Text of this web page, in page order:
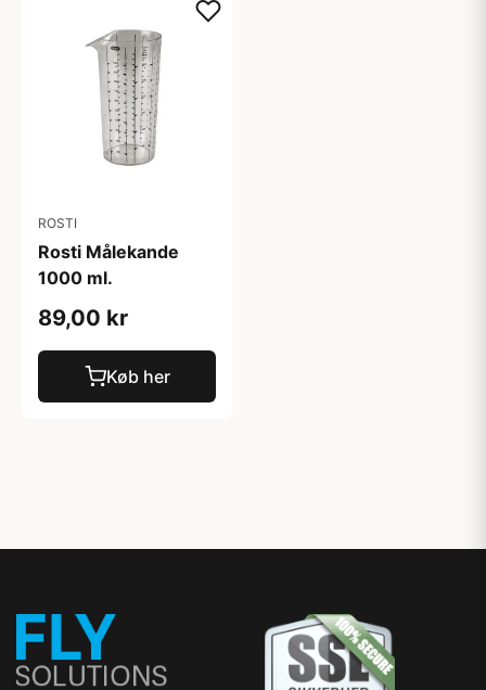
ROSTI
Rosti Målekande
1000 ml.
89,00 kr
Køb her